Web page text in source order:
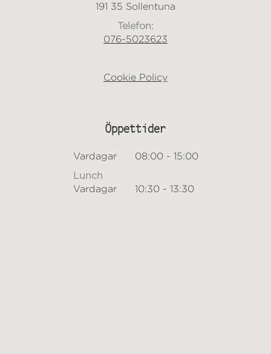
191 35 Sollentuna
Telefon:
076-5023623
Cookie Policy
Öppettider
Vardagar
08:00 - 15:00
Lunch
Vardagar
10:30 - 13:30